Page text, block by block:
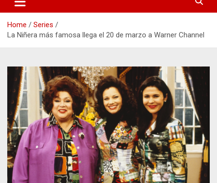
Home
Series
La Niñera más famosa llega el 20 de marzo a Warner Channel